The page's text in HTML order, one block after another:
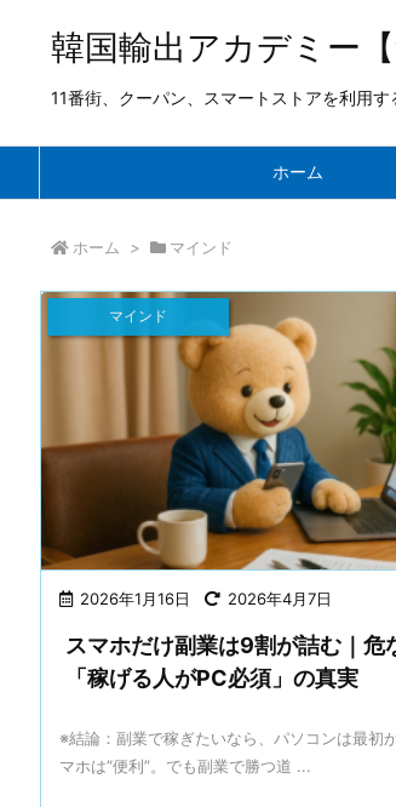
韓国輸出アカデミー
11番街、クーパン、スマートストアを利用
ホーム
ホーム > マインド
2026年1月16日 2026年4月7日
マインド
スマホだけ副業は9割が詰む｜危
「稼げる人がPC必須」の真実
※結論：副業で稼ぎたいなら、パソコンは最初
マホは“便利”。でも副業で勝つ道 ...